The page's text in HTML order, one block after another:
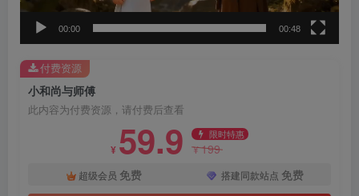
00:00 00:48
小和尚与师傅
此内容为付费资源，请付费后查看
¥ 59.9 限时特惠
¥199
超级会员 免费 搭建同款站点 免费
付费资源